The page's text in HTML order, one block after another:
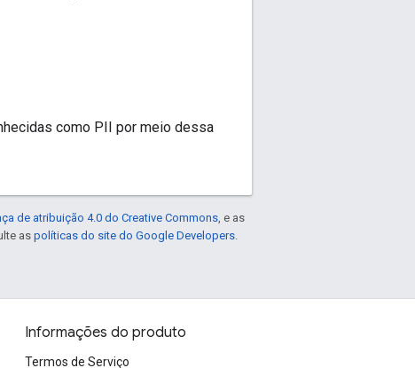
como PII por meio dessa
de atribuição 4.0 do Creative Commons , e as
aspolíticas do site do Google Developers
Informações do produto
Termos de Serviço